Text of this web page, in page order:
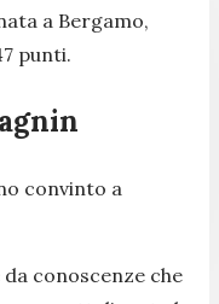
a Bergamo,
punti.
convinto a
conoscenze che